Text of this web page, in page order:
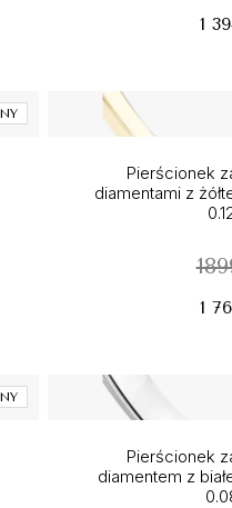
1
Pierścionek
diamentami z
1
Pierścionek
diamentem z